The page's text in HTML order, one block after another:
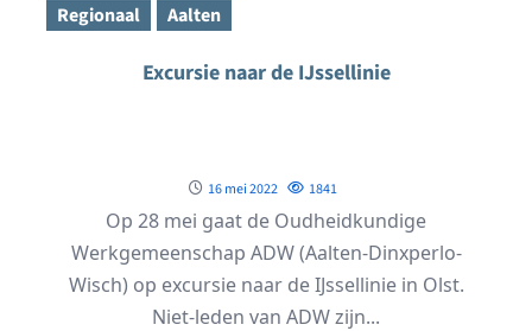
Regionaal Aalten
Excursie naar de IJssellinie
16 mei 2022 1841
Op 28 mei gaat de Oudheidkundige
Werkgemeenschap ADW (Aalten-Dinxperlo-
Wisch) op excursie naar de IJssellinie in Olst.
Niet-leden van ADW zijn...